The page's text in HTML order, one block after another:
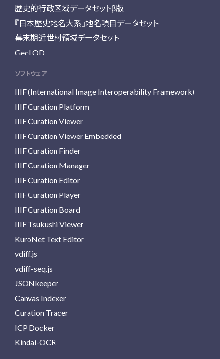
歴史的行政区域データセットβ版
『日本歴史地名大系』地名項目データセット
幕末期近世村領域データセット
GeoLOD
ソフトウェア
IIIF (International Image Interoperability Framework)
IIIF Curation Platform
IIIF Curation Viewer
IIIF Curation Viewer Embedded
IIIF Curation Finder
IIIF Curation Manager
IIIF Curation Editor
IIIF Curation Player
IIIF Curation Board
IIIF Tsukushi Viewer
KuroNet Text Editor
vdiff.js
vdiff-seq.js
JSONkeeper
Canvas Indexer
Curation Tracer
ICP Docker
Kindai-OCR